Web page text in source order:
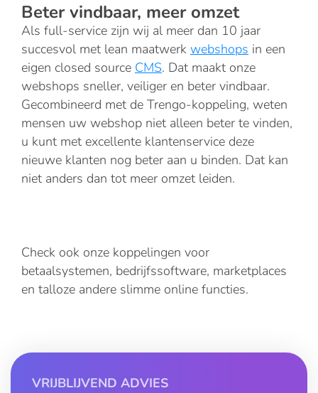
Beter vindbaar, meer omzet
Als full-service zijn wij al meer dan 10 jaar
succesvol met lean maatwerk webshops in een
eigen closed source CMS. Dat maakt onze
webshops sneller, veiliger en beter vindbaar.
Gecombineerd met de Trengo-koppeling, weten
mensen uw webshop niet alleen beter te vinden,
u kunt met excellente klantenservice deze
nieuwe klanten nog beter aan u binden. Dat kan
niet anders dan tot meer omzet leiden.
Check ook onze koppelingen voor
betaalsystemen, bedrijfssoftware, marketplaces
en talloze andere slimme online functies.
VRIJBLIJVEND ADVIES